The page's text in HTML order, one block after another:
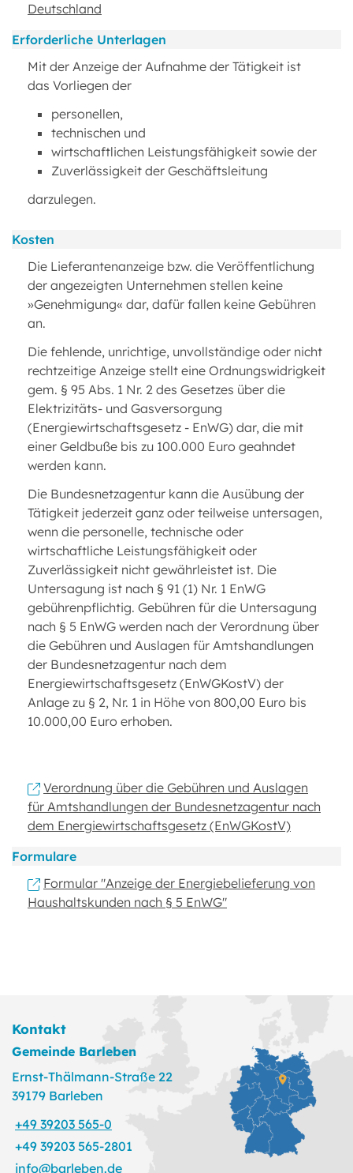
Deutschland
Erforderliche Unterlagen
Mit der Anzeige der Aufnahme der Tätigkeit ist
das Vorliegen der
personellen,
technischen und
wirtschaftlichen Leistungsfähigkeit sowie der
Zuverlässigkeit der Geschäftsleitung
darzulegen.
Kosten
Die Lieferantenanzeige bzw. die Veröffentlichung
der angezeigten Unternehmen stellen keine
»Genehmigung« dar, dafür fallen keine Gebühren
an.
Die fehlende, unrichtige, unvollständige oder nicht
rechtzeitige Anzeige stellt eine Ordnungswidrigkeit
gem. § 95 Abs. 1 Nr. 2 des Gesetzes über die
Elektrizitäts- und Gasversorgung
(Energiewirtschaftsgesetz - EnWG) dar, die mit
einer Geldbuße bis zu 100.000 Euro geahndet
werden kann.
Die Bundesnetzagentur kann die Ausübung der
Tätigkeit jederzeit ganz oder teilweise untersagen,
wenn die personelle, technische oder
wirtschaftliche Leistungsfähigkeit oder
Zuverlässigkeit nicht gewährleistet ist. Die
Untersagung ist nach § 91 (1) Nr. 1 EnWG
gebührenpflichtig. Gebühren für die Untersagung
nach § 5 EnWG werden nach der Verordnung über
die Gebühren und Auslagen für Amtshandlungen
der Bundesnetzagentur nach dem
Energiewirtschaftsgesetz (EnWGKostV) der
Anlage zu § 2, Nr. 1 in Höhe von 800,00 Euro bis
10.000,00 Euro erhoben.
Verordnung über die Gebühren und Auslagen
für Amtshandlungen der Bundesnetzagentur nach
dem Energiewirtschaftsgesetz (EnWGKostV)
Formulare
Formular "Anzeige der Energiebelieferung von
Haushaltskunden nach § 5 EnWG"
Kontakt
Gemeinde Barleben
Ernst-Thälmann-Straße 22
39179 Barleben
+49 39203 565-0
+49 39203 565-2801
info@barleben.de